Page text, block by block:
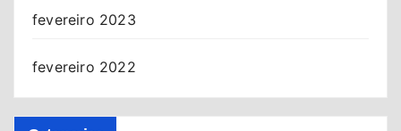
fevereiro 2023
fevereiro 2022